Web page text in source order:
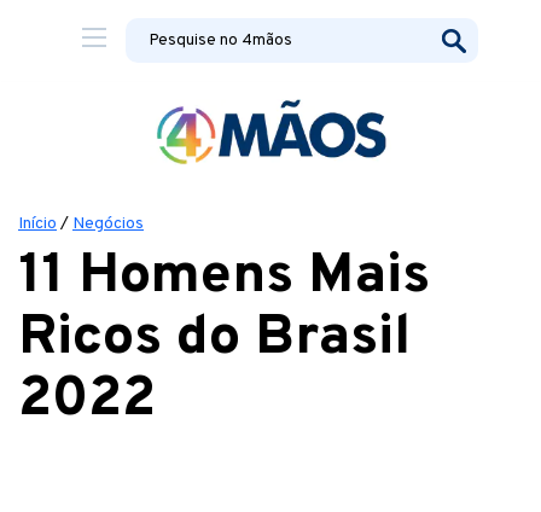
Início / Negócios
11 Homens Mais
Ricos do Brasil
2022